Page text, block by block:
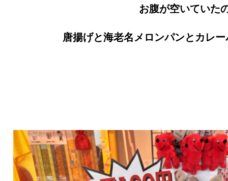
お腹が空いていた
唐揚げと海老名メロンパンとカレ